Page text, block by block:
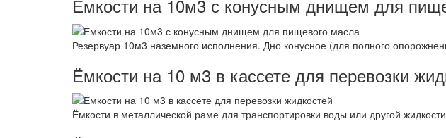
Ёмкости на 10м3 с конусным днищем для
Резервуар 10м3 наземного исполнения. Дно конусное (для полного
Ёмкости на 10 м3 в кассете для перевозки
Ёмкости в металлической раме для транспортировки воды или другой